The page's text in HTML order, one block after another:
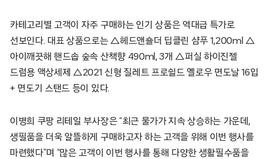
카테고리별 고객이 자주 구매하는 인기 상품은 역대급 특가로
선보인다. 대표 상품으로는 △헤드앤숄더 딥클린 샴푸 1,200ml △
아이깨끗해 핸드솝 숲속 산책향 490ml, 3개 △퍼실 하이진젤
드럼용 액상세제 △2021 신형 질레트 프로쉴드 옐로우 면도날 16입
+ 면도기 스탠드 등이 있다.
이병희 쿠팡 리테일 부사장은 “최근 물가가 지속 상승하는 가운데,
생필품을 더욱 알뜰하게 구매하고자 하는 고객을 위해 이번 행사를
마련했다”며 “많은 고객이 이번 행사를 통해 다양한 생활필수품을